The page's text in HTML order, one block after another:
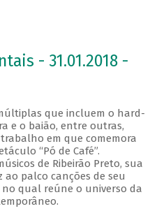
- 31.01.2018 -
que incluem o hard-
e o baião, entre outras,
em que comemora
“Pó de Café”.
de Ribeirão Preto, sua
palco canções de seu
no qual reúne o universo da